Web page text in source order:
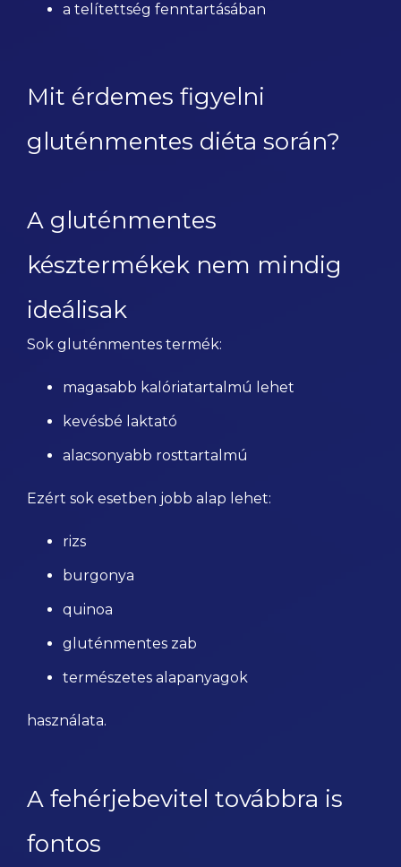
a telítettség fenntartásában
Mit érdemes figyelni
gluténmentes diéta során?
A gluténmentes
késztermékek nem mindig
ideálisak
Sok gluténmentes termék:
magasabb kalóriatartalmú lehet
kevésbé laktató
alacsonyabb rosttartalmú
Ezért sok esetben jobb alap lehet:
rizs
burgonya
quinoa
gluténmentes zab
természetes alapanyagok
használata.
A fehérjebevitel továbbra is
fontos